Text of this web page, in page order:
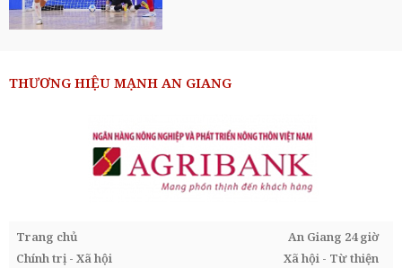
THƯƠNG HIỆU MẠNH AN GIANG
Trang chủ
An Giang 24 giờ
Chính trị - Xã hội
Xã hội - Từ thiện